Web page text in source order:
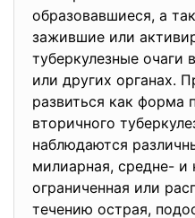
образовавшиеся, а
зажившие или
туберкулезные очаги
или других органах.
развиться как форма
вторичного
наблюдаются
милиарная, средне- и
ограниченная или
течению острая,